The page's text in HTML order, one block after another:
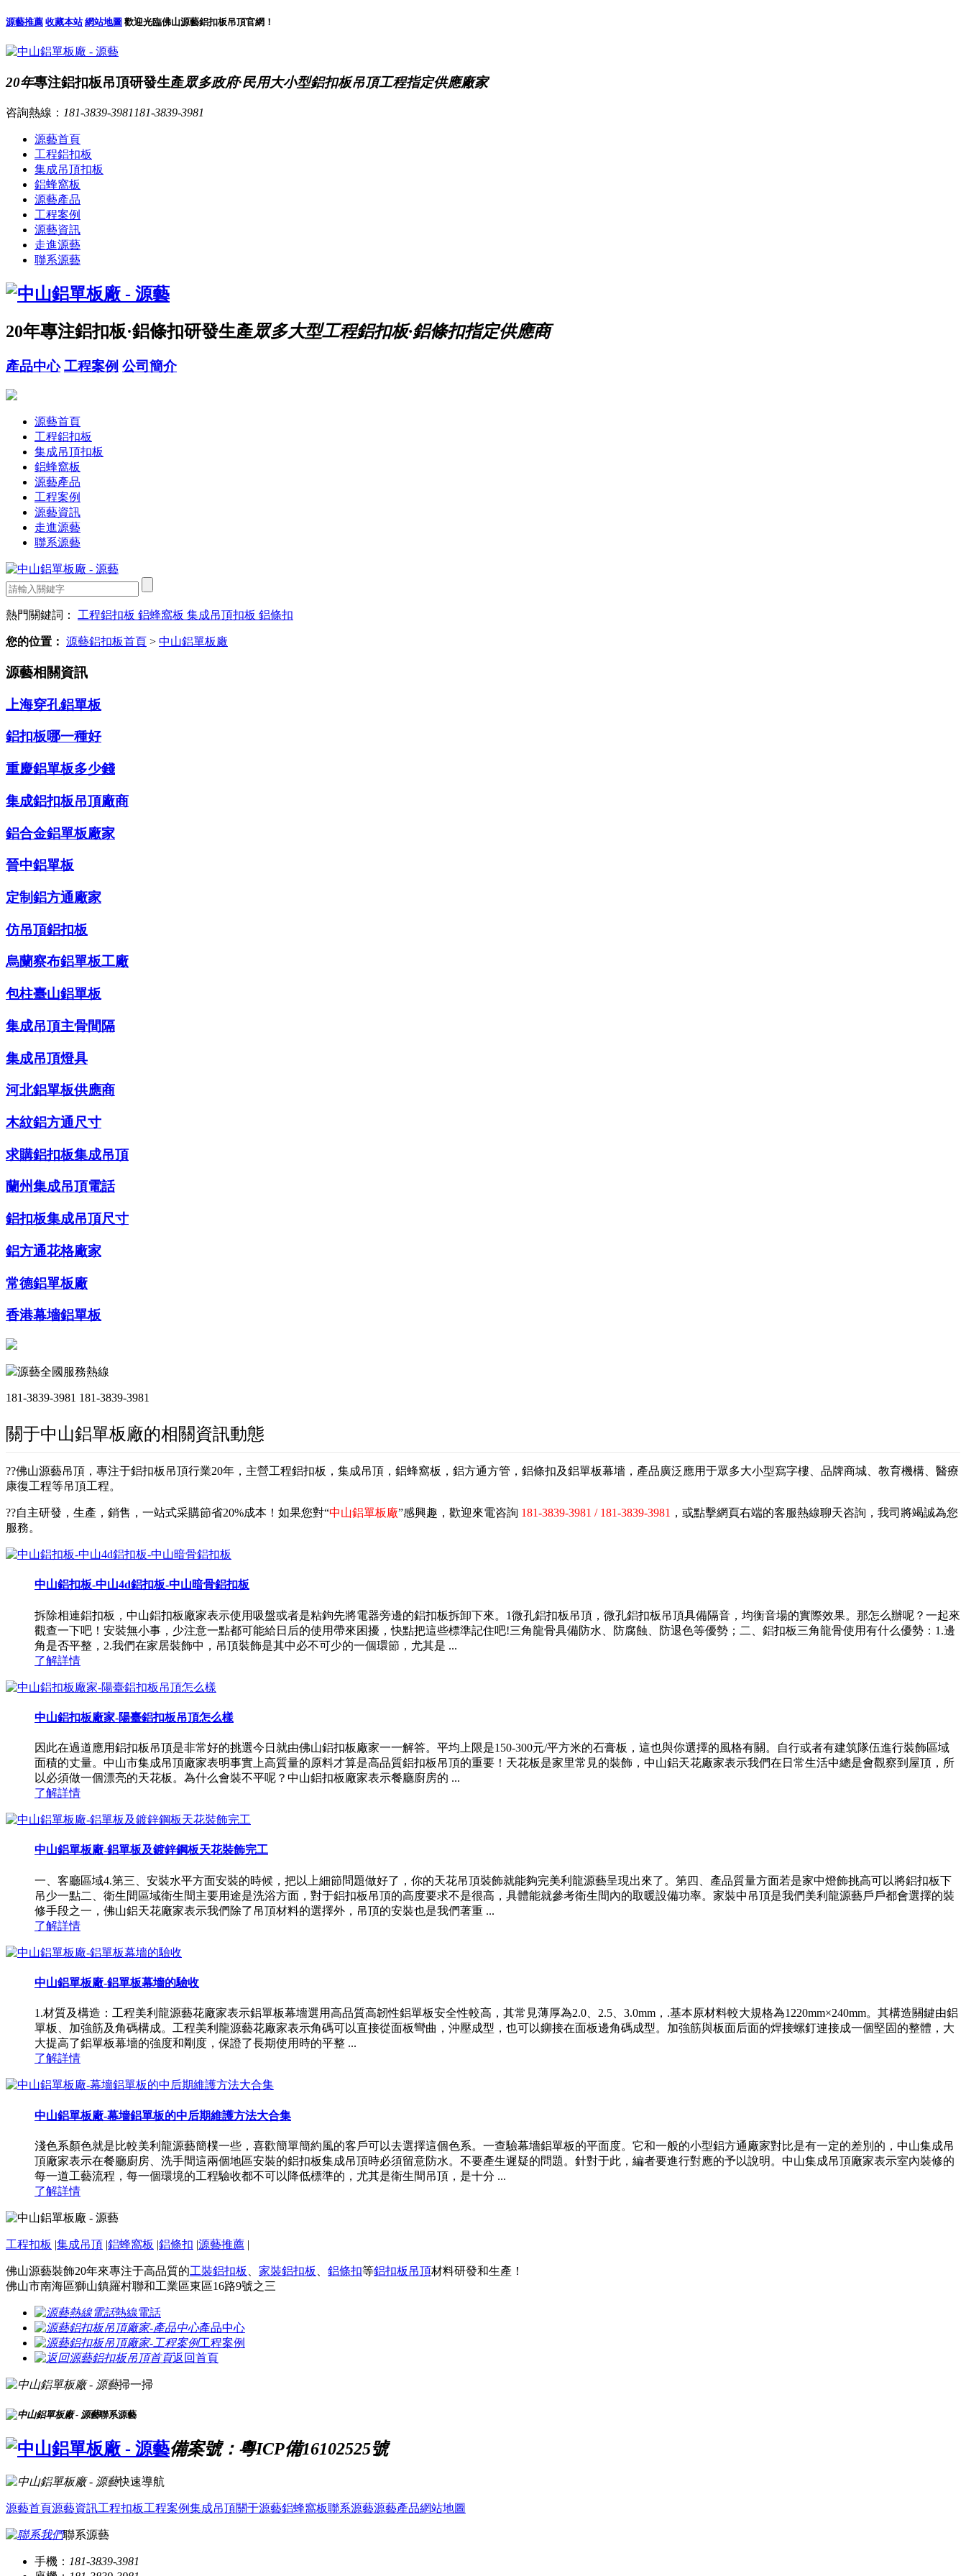
源藝推薦 收藏本站 網站地圖 歡迎光臨佛山源藝鋁扣板吊頂官網！
20年專注鋁扣板吊頂研發生產眾多政府·民用大小型鋁扣板吊頂工程指定供應廠家
咨詢熱線： 181-3839-3981 181-3839-3981
源藝首頁
工程鋁扣板
集成吊頂扣板
鋁蜂窩板
源藝產品
工程案例
源藝資訊
走進源藝
聯系源藝
20年專注鋁扣板·鋁條扣研發生產眾多大型工程鋁扣板·鋁條扣指定供應商
產品中心 工程案例 公司簡介
源藝首頁
工程鋁扣板
集成吊頂扣板
鋁蜂窩板
源藝產品
工程案例
源藝資訊
走進源藝
聯系源藝
熱門關鍵詞： 工程鋁扣板 鋁蜂窩板 集成吊頂扣板 鋁條扣
您的位置： 源藝鋁扣板首頁 > 中山鋁單板廠
源藝相關資訊
上海穿孔鋁單板
鋁扣板哪一種好
重慶鋁單板多少錢
集成鋁扣板吊頂廠商
鋁合金鋁單板廠家
晉中鋁單板
定制鋁方通廠家
仿吊頂鋁扣板
烏蘭察布鋁單板工廠
包柱臺山鋁單板
集成吊頂主骨間隔
集成吊頂燈具
河北鋁單板供應商
木紋鋁方通尺寸
求購鋁扣板集成吊頂
蘭州集成吊頂電話
鋁扣板集成吊頂尺寸
鋁方通花格廠家
常德鋁單板廠
香港幕墻鋁單板
源藝全國服務熱線
181-3839-3981 181-3839-3981
關于中山鋁單板廠的相關資訊動態
??佛山源藝吊頂，專注于鋁扣板吊頂行業20年，主營工程鋁扣板，集成吊頂，鋁蜂窩板，鋁方通方管，鋁條扣及鋁單板幕墻，產品廣泛應用于眾多大小型寫字樓、品牌商城、教育機構、醫療
康復工程等吊頂工程。
??自主研發，生產，銷售，一站式采購節省20%成本！如果您對“中山鋁單板廠”感興趣，歡迎來電咨詢 181-3839-3981 / 181-3839-3981 ，或點擊網頁右端的客服熱線聊天咨詢，我司將竭誠為您
服務。
中山鋁扣板-中山4d鋁扣板-中山暗骨鋁扣板
拆除相連鋁扣板，中山鋁扣板廠家表示使用吸盤或者是粘鉤先將電器旁邊的鋁扣板拆卸下來。1微孔鋁扣板吊頂，微孔鋁扣板吊頂具備隔音，均衡音場的實際效果。那怎么辦呢？一起來
觀查一下吧！安裝無小事，少注意一點都可能給日后的使用帶來困擾，快點把這些標準記住吧!三角龍骨具備防水、防腐蝕、防退色等優勢；二、鋁扣板三角龍骨使用有什么優勢：1.邊
角是否平整，2.我們在家居裝飾中，吊頂裝飾是其中必不可少的一個環節，尤其是 ...
了解詳情
中山鋁扣板廠家-陽臺鋁扣板吊頂怎么樣
因此在過道應用鋁扣板吊頂是非常好的挑選今日就由佛山鋁扣板廠家一一解答。平均上限是150-300元/平方米的石膏板，這也與你選擇的風格有關。自行或者有建筑隊伍進行裝飾區域
面積的丈量。中山市集成吊頂廠家表明事實上高質量的原料才算是高品質鋁扣板吊頂的重要！天花板是家里常見的裝飾，中山鋁天花廠家表示我們在日常生活中總是會觀察到屋頂，所
以必須做一個漂亮的天花板。為什么會裝不平呢？中山鋁扣板廠家表示餐廳廚房的 ...
了解詳情
中山鋁單板廠-鋁單板及鍍鋅鋼板天花裝飾完工
一、客廳區域4.第三、安裝水平方面安裝的時候，把以上細節問題做好了，你的天花吊頂裝飾就能夠完美利龍源藝呈現出來了。第四、產品質量方面若是家中燈飾挑高可以將鋁扣板下
吊少一點二、衛生間區域衛生間主要用途是洗浴方面，對于鋁扣板吊頂的高度要求不是很高，具體能就參考衛生間內的取暖設備功率。家裝中吊頂是我們美利龍源藝戶戶都會選擇的裝
修手段之一，佛山鋁天花廠家表示我們除了吊頂材料的選擇外，吊頂的安裝也是我們著重 ...
了解詳情
中山鋁單板廠-鋁單板幕墻的驗收
1.材質及構造：工程美利龍源藝花廠家表示鋁單板幕墻選用高品質高韌性鋁單板安全性較高，其常見薄厚為2.0、2.5、3.0mm，.基本原材料較大規格為1220mm×240mm。其構造關鍵由鋁
單板、加強筋及角碼構成。工程美利龍源藝花廠家表示角碼可以直接從面板彎曲，沖壓成型，也可以鉚接在面板邊角碼成型。加強筋與板面后面的焊接螺釘連接成一個堅固的整體，大
大提高了鋁單板幕墻的強度和剛度，保證了長期使用時的平整 ...
了解詳情
中山鋁單板廠-幕墻鋁單板的中后期維護方法大合集
淺色系顏色就是比較美利龍源藝簡樸一些，喜歡簡單簡約風的客戶可以去選擇這個色系。一查驗幕墻鋁單板的平面度。它和一般的小型鋁方通廠家對比是有一定的差別的，中山集成吊
頂廠家表示在餐廳廚房、洗手間這兩個地區安裝的鋁扣板集成吊頂時必須留意防水。不要產生遲疑的問題。針對于此，編者要進行對應的予以說明。中山集成吊頂廠家表示室內裝修的
每一道工藝流程，每一個環境的工程驗收都不可以降低標準的，尤其是衛生間吊頂，是十分 ...
了解詳情
工程扣板 |集成吊頂 |鋁蜂窩板 |鋁條扣 |源藝推薦 |
佛山源藝裝飾20年來專注于高品質的工裝鋁扣板 家裝鋁扣板 鋁條扣等鋁扣板吊頂材料研發和生產！
佛山市南海區獅山鎮羅村聯和工業區東區16路9號之三
熱線電話
產品中心
工程案例
返回首頁
掃一掃
聯系源藝
備案號：粵ICP備16102525號
快速導航
源藝首頁源藝資訊工程扣板工程案例集成吊頂關于源藝鋁蜂窩板聯系源藝源藝產品網站地圖
聯系源藝
手機： 181-3839-3981